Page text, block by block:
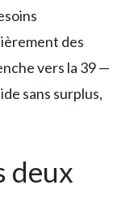
des
vers la 39 —
sans surplus,
deux